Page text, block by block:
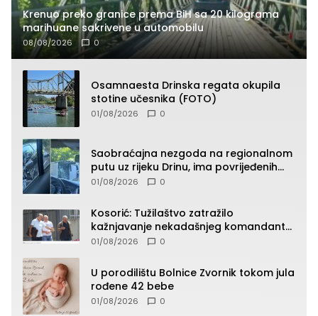
Krenuo preko granice prema BiH sa 20 kilograma
marihuane sakrivene u automobilu
08/08/2026 0
Osamnaesta Drinska regata okupila
stotine učesnika (FOTO)
01/08/2026 0
Saobraćajna nezgoda na regionalnom
putu uz rijeku Drinu, ima povrijeđenih
lica (FOTO)
01/08/2026 0
Kosorić: Tužilaštvo zatražilo
kažnjavanje nekadašnjeg komandanta
Vlaseničke brigade
01/08/2026 0
U porodilištu Bolnice Zvornik tokom jula
rođene 42 bebe
01/08/2026 0